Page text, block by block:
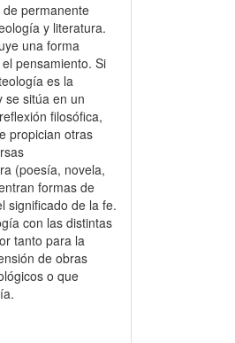
permanente
y literatura.
una forma
pensamiento. Si
es la
se sitúa en un
filosófica,
propician otras
(poesía, novela,
formas de
significado de la fe.
con las distintas
tanto para la
de obras
o que